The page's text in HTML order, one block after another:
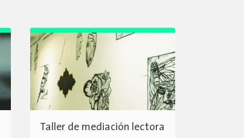
Taller de mediación lectora